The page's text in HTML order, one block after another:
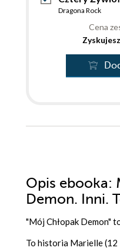
Dragona Rock
Cena
Opis ebooka:
Demon. Inni.
"Mój Chłopak Demon"
To historia Marielle